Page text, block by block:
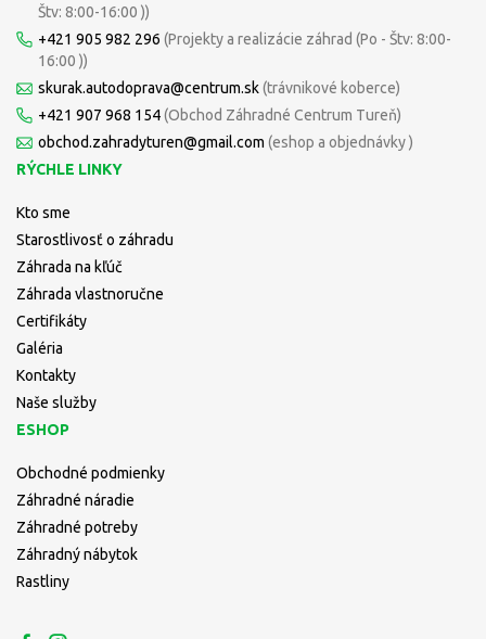
Štv: 8:00-16:00 ))
+421 905 982 296 (Projekty a realizácie záhrad (Po - Štv: 8:00-
16:00 ))
skurak.autodoprava@centrum.sk(trávnikové koberce)
+421 907 968 154(Obchod Záhradné Centrum Tureň)
obchod.zahradyturen@gmail.com (eshop a objednávky )
RÝCHLE LINKY
Kto sme
Starostlivosť o záhradu
Záhrada na kľúč
Záhrada vlastnoručne
Certifikáty
Galéria
Kontakty
Naše služby
ESHOP
Obchodné podmienky
Záhradné náradie
Záhradné potreby
Záhradný nábytok
Rastliny